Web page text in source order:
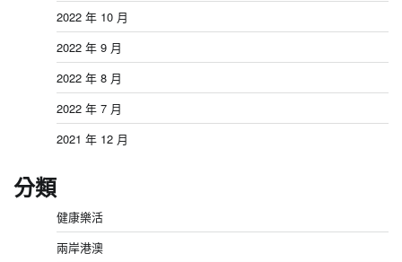
2022 年 10 月
2022 年 9 月
2022 年 8 月
2022 年 7 月
2021 年 12 月
分類
健康樂活
兩岸港澳